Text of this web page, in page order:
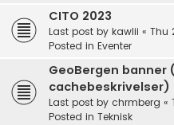
CITO 2023
Last post by kawlii « Thu
Posted in Eventer
GeoBergen
cachebeskrivelser)
Last post by chrmberg «
Posted in Teknisk